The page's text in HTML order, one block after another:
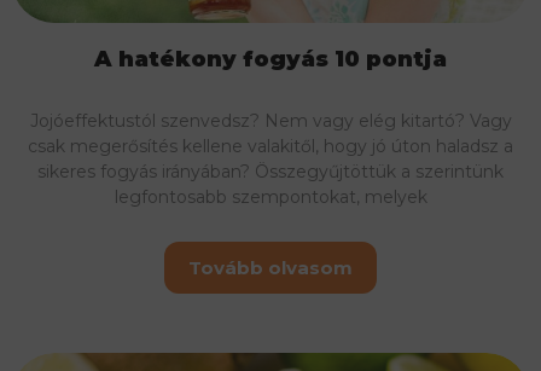
A hatékony fogyás 10 pontja
Jojóeffektustól szenvedsz? Nem vagy elég kitartó? Vagy
csak megerősítés kellene valakitől, hogy jó úton haladsz a
sikeres fogyás irányában? Összegyűjtöttük a szerintünk
legfontosabb szempontokat, melyek
Tovább olvasom